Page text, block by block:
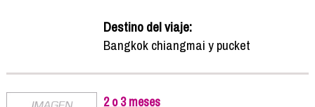
Destino del viaje:
Bangkok chiangmai y pucket
2 o 3 meses